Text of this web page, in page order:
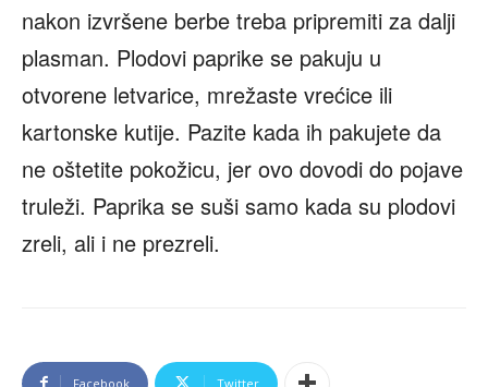
nakon izvršene berbe treba pripremiti za dalji
plasman. Plodovi paprike se pakuju u
otvorene letvarice, mrežaste vrećice ili
kartonske kutije. Pazite kada ih pakujete da
ne oštetite pokožicu, jer ovo dovodi do pojave
truleži. Paprika se suši samo kada su plodovi
zreli, ali i ne prezreli.
Facebook Twitter